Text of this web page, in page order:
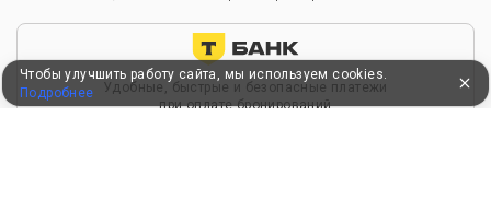
Удобные, быстрые и безопасные платежи
при оплате бронирований
Чтобы улучшить работу сайта, мы используем cookies.
Подробнее